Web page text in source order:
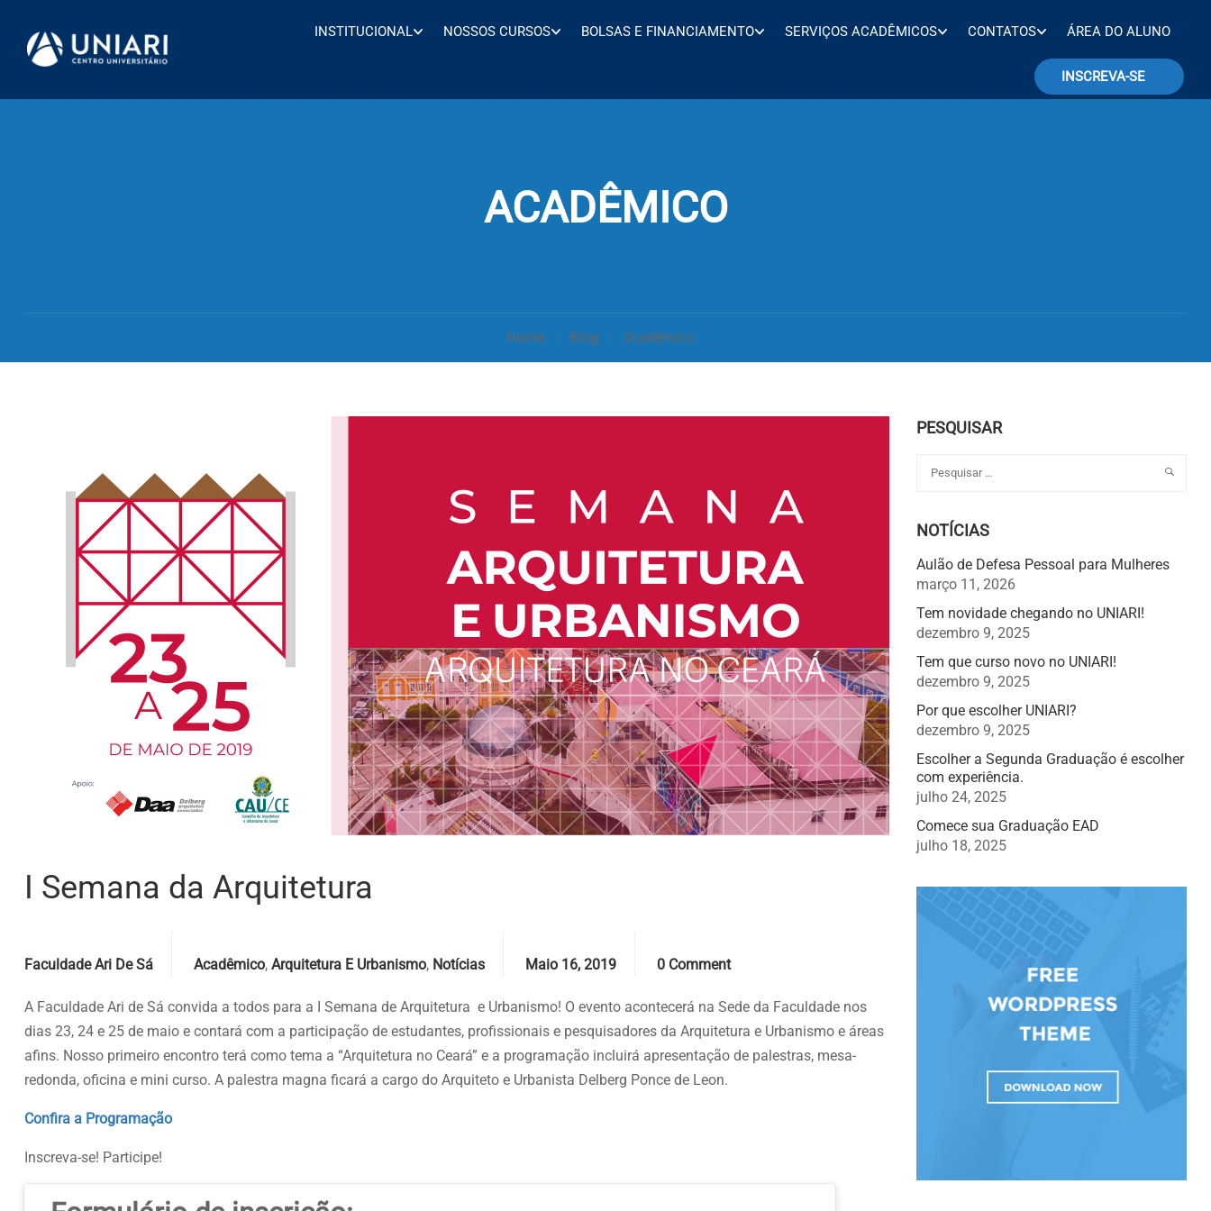
INSTITUCIONAL NOSSOS CURSOS BOLSAS E FINANCIAMENTO SERVIÇOS ACADÊMICOS CONTATOS ÁREA DO ALUNO
INSCREVA-SE
ACADÊMICO
Home Blog Acadêmico
I Semana da Arquitetura
Faculdade Ari De Sá Acadêmico, Arquitetura E Urbanismo, Notícias Maio 16, 2019 0 Comment
A Faculdade Ari de Sá convida a todos para a I Semana de Arquitetura e Urbanismo! O evento acontecerá na Sede da Faculdade nos
dias 23, 24 e 25 de maio e contará com a participação de estudantes, profissionais e pesquisadores da Arquitetura e Urbanismo e áreas
afins. Nosso primeiro encontro terá como tema a “Arquitetura no Ceará” e a programação incluirá apresentação de palestras, mesa-
redonda, oficina e mini curso. A palestra magna ficará a cargo do Arquiteto e Urbanista Delberg Ponce de Leon.
Confira a Programação
Inscreva-se! Participe!
PESQUISAR
NOTÍCIAS
Aulão de Defesa Pessoal para Mulheres
março 11, 2026
Tem novidade chegando no UNIARI!
dezembro 9, 2025
Tem que curso novo no UNIARI!
dezembro 9, 2025
Por que escolher UNIARI?
dezembro 9, 2025
Escolher a Segunda Graduação é escolher
com experiência.
julho 24, 2025
Comece sua Graduação EAD
julho 18, 2025